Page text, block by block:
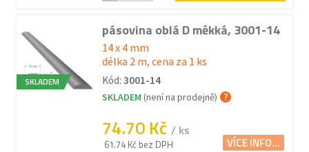
SKLADEM
pásovina oblá D měkká, 3001-14
14 x 4 mm
délka 2 m, cena za 1 ks
Kód: 3001-14
SKLADEM (není na prodejně)
74.70 Kč / ks
61.74 Kč bez DPH VÍCE INFO...